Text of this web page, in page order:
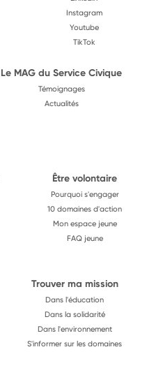
Instagram
Youtube
TikTok
Le MAG du Service Civique
Témoignages
Actualités
Être volontaire
Pourquoi s'engager
10 domaines d'action
Mon espace jeune
FAQ jeune
Trouver ma mission
Dans l'éducation
Dans la solidarité
Dans l'environnement
S'informer sur les domaines